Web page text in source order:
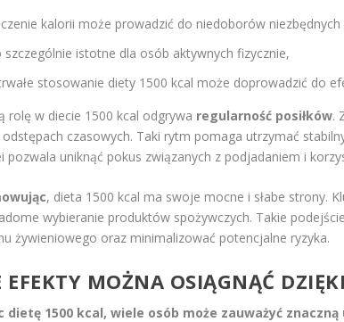
kalorii może prowadzić do niedoborów
szczególnie istotne dla osób aktywnych fizycznie,
stosowanie diety 1500 kcal może doprowadzić do
rolę w diecie 1500 kcal odgrywa regularność posiłków.
czasowych. Taki rytm pomaga utrzymać
pozwala uniknąć pokus związanych z podjadaniem i
, dieta 1500 kcal ma swoje mocne i słabe strony.
wybieranie produktów spożywczych. Takie
żywieniowego oraz minimalizować potencjalne ryzyka.
EFEKTY MOŻNA OSIĄGNĄĆ
dietę 1500 kcal, wiele osób może zauważyć